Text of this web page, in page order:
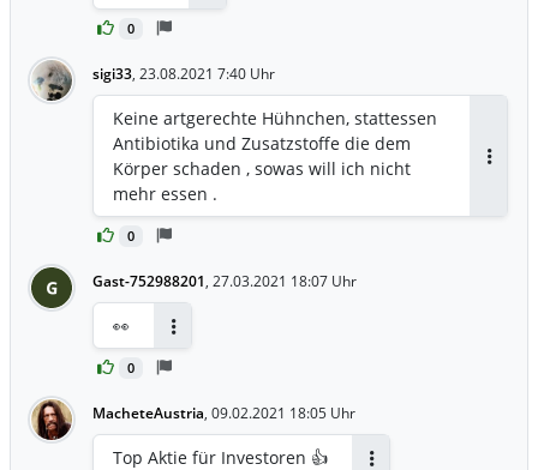
0
sigi33, 23.08.2021 7:40 Uhr
0
Keine artgerechte Hühnchen, stattessen
Antibiotika und Zusatzstoffe die dem
Körper schaden , sowas will ich nicht
mehr essen .
G Gast-752988201, 27.03.2021 18:07 Uhr
0
👀
MacheteAustria, 09.02.2021 18:05 Uhr
Top Aktie für Investoren 👍